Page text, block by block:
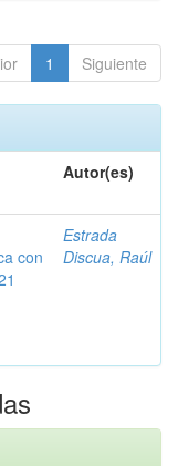
1 Siguiente
Autor(es)
con
Estrada
Discua, Raúl